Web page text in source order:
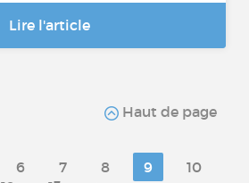
Lire l'article
Haut de page
6 7 8 9
10